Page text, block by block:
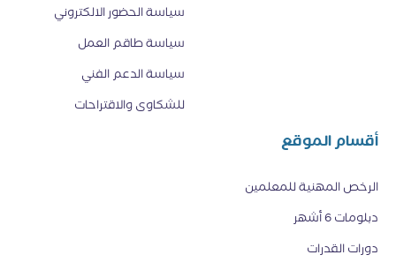
سياسة الحضور الالكتروني
سياسة طاقم العمل
سياسة الدعم الفني
للشكاوى والاقتراحات
أقسام الموقع
الرخص المهنية للمعلمين
دبلومات 6 أشهر
دورات القدرات